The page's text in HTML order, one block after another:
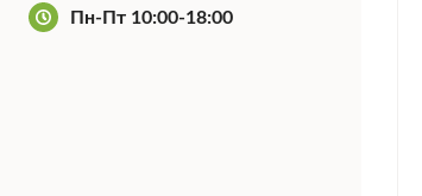
Пн-Пт 10:00-18:00